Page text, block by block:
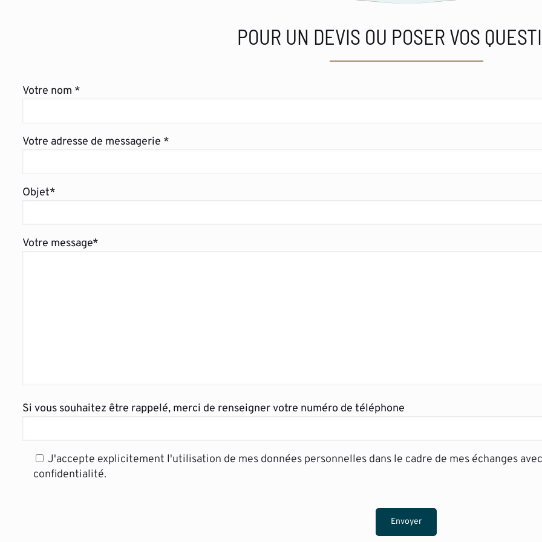
POUR UN DEVIS OU POSER VOS
Votre nom *
Votre adresse de messagerie *
Objet*
Votre message*
Si vous souhaitez être rappelé, merci de renseigner votre numéro de téléphone
J'accepte explicitement l'utilisation de mes données personnelles dans le cadre de mes échanges
confidentialité.